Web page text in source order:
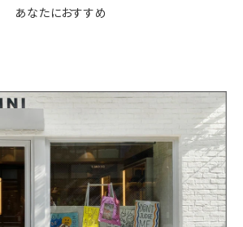
あなたにおすすめ